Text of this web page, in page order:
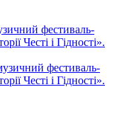
фестиваль-
Честі і Гідності».
фестиваль-
Честі і Гідності».